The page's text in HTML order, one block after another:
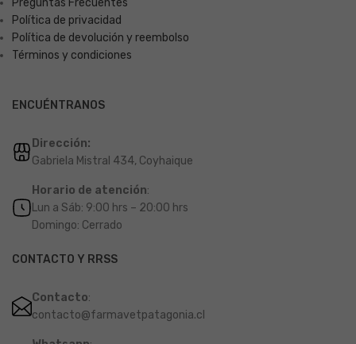
Política de privacidad
Política de devolución y reembolso
Términos y condiciones
ENCUÉNTRANOS
Dirección:
Gabriela Mistral 434, Coyhaique
Horario de atención:
Lun a Sáb: 9:00 hrs – 20:00 hrs
Domingo: Cerrado
CONTACTO Y RRSS
Contacto:
contacto@farmavetpatagonia.cl